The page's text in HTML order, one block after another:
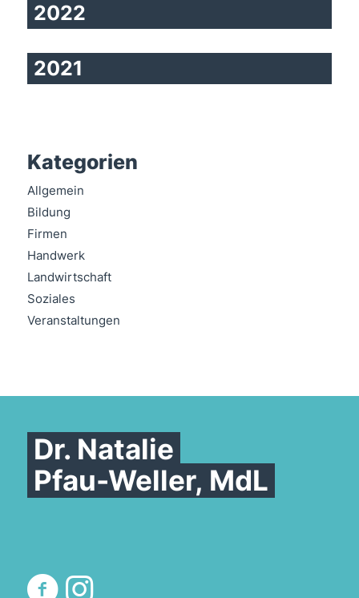
2022
2021
Kategorien
Allgemein
Bildung
Firmen
Handwerk
Landwirtschaft
Soziales
Veranstaltungen
Dr. Natalie
Pfau-Weller, MdL